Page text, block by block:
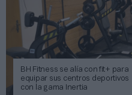
BH Fitness se alía con fit+ para
equipar sus centros deportivos
con la gama Inertia